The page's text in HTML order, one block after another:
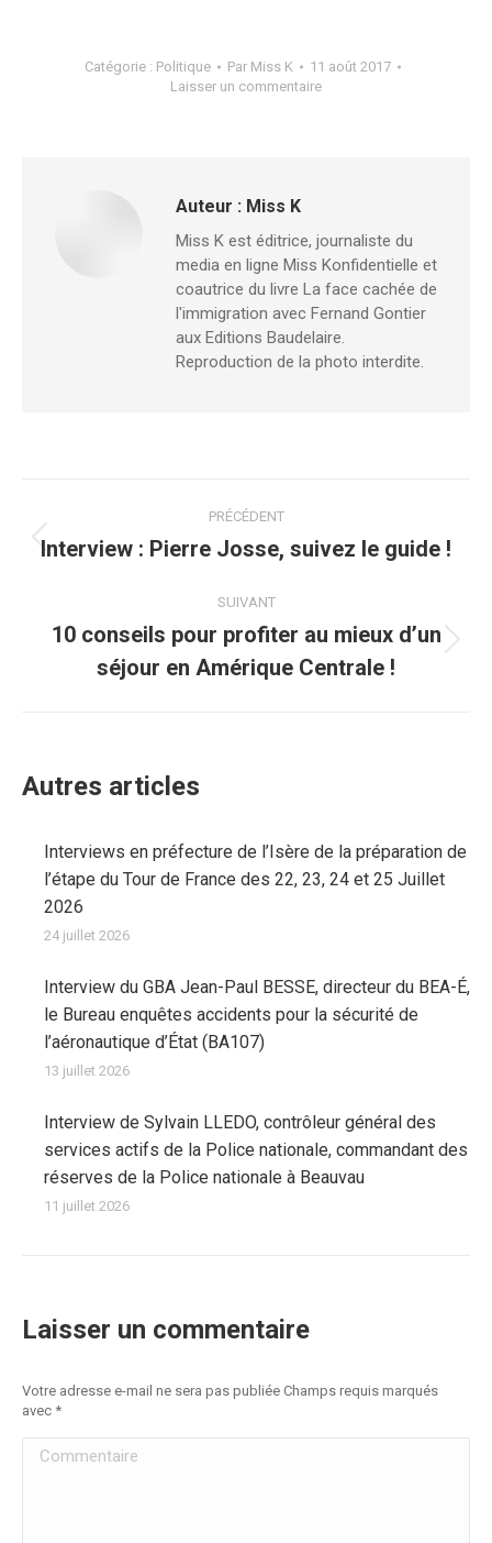
Catégorie : Politique Par Miss K
11 août 2017
Laisser un commentaire
Auteur : Miss K
Miss K est éditrice, journaliste du
media en ligne Miss Konfidentielle et
coautrice du livre La face cachée de
l'immigration avec Fernand Gontier
aux Editions Baudelaire.
Reproduction de la photo interdite.
article
PRÉCÉDENT
Article
:
Interview : Pierre Josse, suivez le guide !
SUIVANT
suivant
10 conseils pour profiter au mieux d’un
séjour en Amérique Centrale !
Autres articles
Interviews en préfecture de l’Isère de la préparation de
l’étape du Tour de France des 22, 23, 24 et 25 Juillet
2026
24 juillet 2026
Interview du GBA Jean-Paul BESSE, directeur du BEA-É,
le Bureau enquêtes accidents pour la sécurité de
l’aéronautique d’État (BA107)
13 juillet 2026
Interview de Sylvain LLEDO, contrôleur général des
services actifs de la Police nationale, commandant des
réserves de la Police nationale à Beauvau
11 juillet 2026
Laisser un commentaire
Votre adresse e-mail ne sera pas publiée Champs requis marqués
avec *
Commentaire